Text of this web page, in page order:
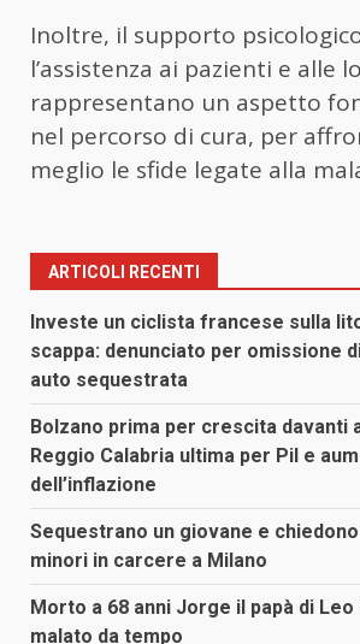
Inoltre, il supporto
l’assistenza ai pazienti e alle
rappresentano un aspetto
nel percorso di cura, per
meglio le sfide legate alla
ARTICOLI RECENTI
Investe un ciclista francese sulla
scappa: denunciato per omissione
auto sequestrata
Bolzano prima per crescita davanti
Reggio Calabria ultima per Pil e
dell’inflazione
Sequestrano un giovane e
minori in carcere a Milano
Morto a 68 anni Jorge il papà di
malato da tempo